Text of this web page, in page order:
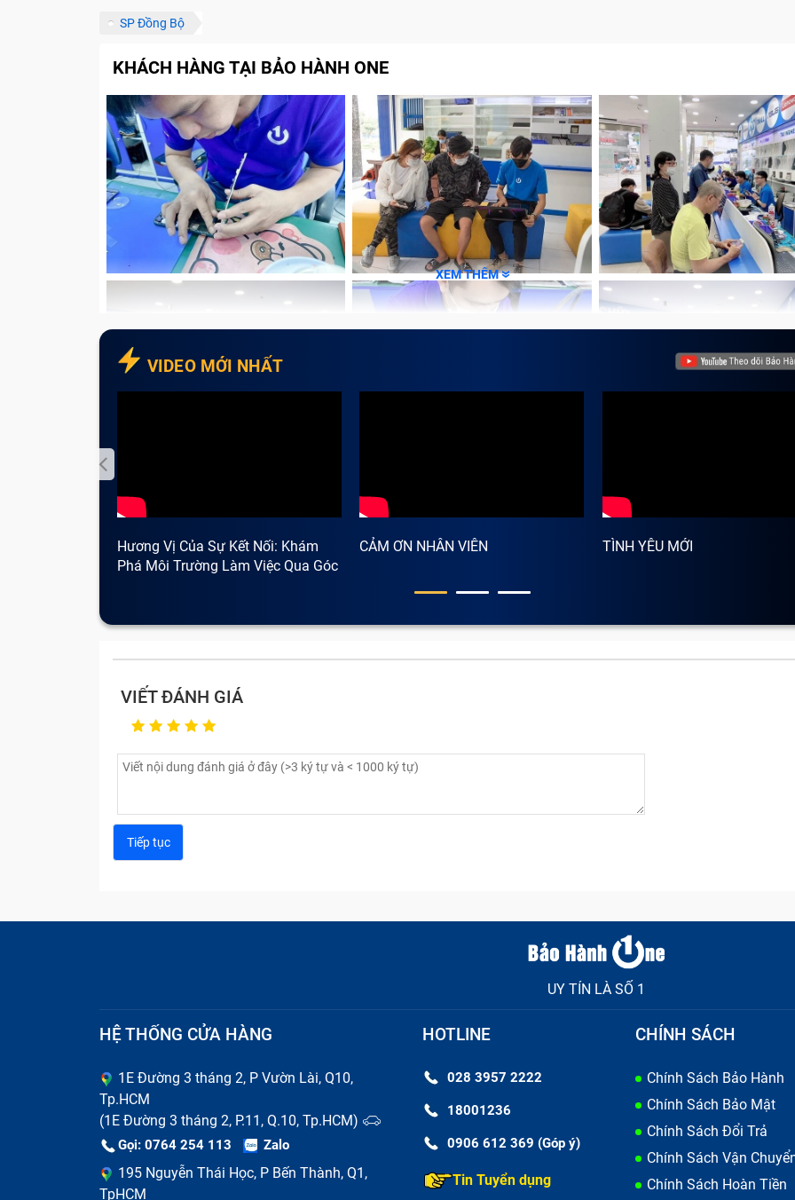
SP Đồng Bộ
KHÁCH HÀNG TẠI BẢO HÀNH ONE
XEM THÊM
VIDEO MỚI NHẤT
Hương Vị Của Sự Kết Nối: Khám
Phá Môi Trường Làm Việc Qua Góc
CẢM ƠN NHÂN VIÊN TÌNH YÊU MỚI
VIẾT ĐÁNH GIÁ
UY TÍN LÀ SỐ 1
HỆ THỐNG CỬA HÀNG
1E Đường 3 tháng 2, P Vườn Lài, Q10,
Tp.HCM
(1E Đường 3 tháng 2, P.11, Q.10, Tp.HCM)
Gọi: 0764 254 113 Zalo
195 Nguyễn Thái Học, P Bến Thành, Q1,
TpHCM
HOTLINE
028 3957 2222
18001236
0906 612 369 (Góp ý)
Tin Tuyển dụng
CHÍNH SÁCH
Chính Sách Bảo Hành
Chính Sách Bảo Mật
Chính Sách Đổi Trả
Chính Sách Vận
Chính Sách Hoàn Tiền